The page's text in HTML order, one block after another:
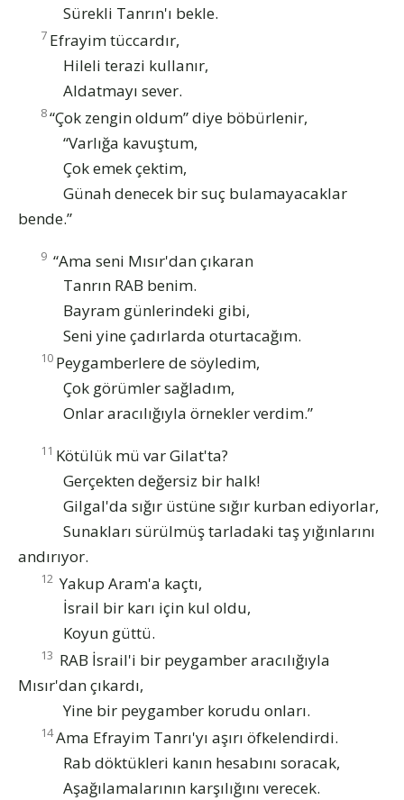
Sürekli Tanrın'ı bekle.
7 Efrayim tüccardır,
Hileli terazi kullanır,
Aldatmayı sever.
8“Çok zengin oldum” diye böbürlenir,
“Varlığa kavuştum,
Çok emek çektim,
Günah denecek bir suç bulamayacaklar
bende.”
9 “Ama seni Mısır'dan çıkaran
Tanrın RAB benim.
Bayram günlerindeki gibi,
Seni yine çadırlarda oturtacağım.
10 Peygamberlere de söyledim,
Çok görümler sağladım,
Onlar aracılığıyla örnekler verdim.”
11 Kötülük mü var Gilat'ta?
Gerçekten değersiz bir halk!
Gilgal'da sığır üstüne sığır kurban ediyorlar,
Sunakları sürülmüş tarladaki taş yığınlarını
andırıyor.
12 Yakup Aram'a kaçtı,
İsrail bir karı için kul oldu,
Koyun güttü.
13 RAB İsrail'i bir peygamber aracılığıyla
Mısır'dan çıkardı,
Yine bir peygamber korudu onları.
14Ama Efrayim Tanrı'yı aşırı öfkelendirdi.
Rab döktükleri kanın hesabını soracak,
Aşağılamalarının karşılığını verecek.